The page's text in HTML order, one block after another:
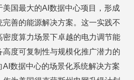
美国最大的AI数据中心项目，形成
善的能源解决方案。这一实践不
度算力场景下卓越的电力调节能
度可复制性与规模化推广潜力的
数据中心的场景化系统解决方案